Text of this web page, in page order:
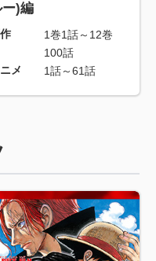
ー)編
1巻1話～12巻
100話
メ
1話～61話